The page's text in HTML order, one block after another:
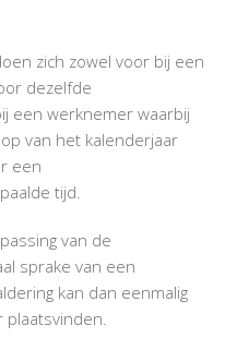
zich zowel voor bij een
dezelfde
een werknemer waarbij
van het kalenderjaar
een
tijd.
van de
sprake van een
kan dan eenmalig